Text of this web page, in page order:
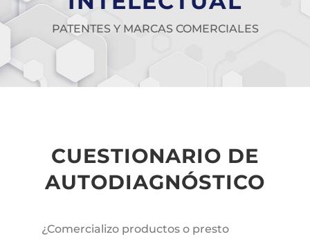
PATENTES Y MARCAS COMERCIALES
CUESTIONARIO DE
AUTODIAGNÓSTICO
¿Comercializo productos o presto